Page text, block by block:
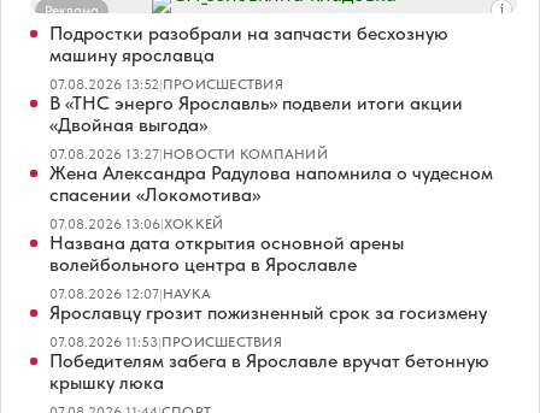
Реклама
Подростки разобрали на запчасти бесхозную
машину ярославца
07.08.2026 13:52|ПРОИСШЕСТВИЯ
В «ТНС энерго Ярославль» подвели итоги акции
«Двойная выгода»
07.08.2026 13:27|НОВОСТИ КОМПАНИЙ
Жена Александра Радулова напомнила о чудесном
спасении «Локомотива»
07.08.2026 13:06|ХОККЕЙ
Названа дата открытия основной арены
волейбольного центра в Ярославле
07.08.2026 12:07|НАУКА
Ярославцу грозит пожизненный срок за госизмену
07.08.2026 11:53|ПРОИСШЕСТВИЯ
Победителям забега в Ярославле вручат бетонную
крышку люка